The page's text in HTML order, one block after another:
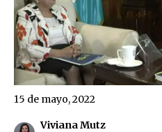
Viviana Mutz
15 de mayo, 2022